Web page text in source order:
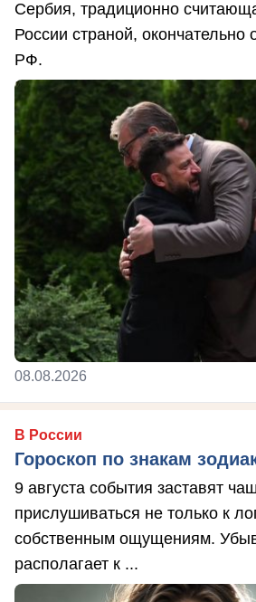
Сербия, традиционно
России страной, окончательно
РФ.
08.08.2026
В России
Гороскоп по знакам
9 августа события заставят
прислушиваться не только к
собственным ощущениям.
располагает к ...